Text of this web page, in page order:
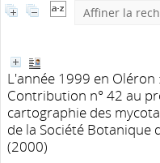
Affiner la
L'année 1999 en
Contribution n° 42 au
cartographie des
de la Société Botanique
(2000)